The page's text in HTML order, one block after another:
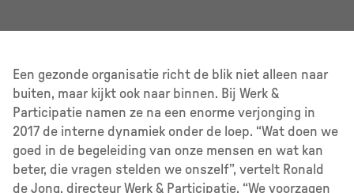
Een gezonde organisatie richt de blik niet alleen naar
buiten, maar kijkt ook naar binnen. Bij Werk &
Participatie namen ze na een enorme verjonging in
2017 de interne dynamiek onder de loep. “Wat doen we
goed in de begeleiding van onze mensen en wat kan
beter, die vragen stelden we onszelf”, vertelt Ronald
de Jong, directeur Werk & Participatie. “We voorzagen